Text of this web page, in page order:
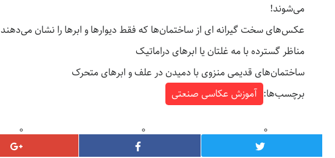
می‌شوند!
عکس‌های سخت گیرانه ای از ساختمان‌ها که فقط دیوارها و ابرها را نشان می‌دهند
مناظر گسترده با مه غلتان یا ابرهای دراماتیک
ساختمان‌های قدیمی منزوی با دمیدن در علف و ابرهای متحرک
برچسب‌ها: آموزش عکاسی صنعتی